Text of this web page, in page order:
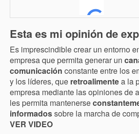
Esta es mi opinión de
Es imprescindible crear un entorno
empresa que permita generar un
comunicación constante entre los
y los líderes, que retroalimentea la
empresa mediante las opiniones de
les permita mantenerse
informadossobre la marcha de
VER VIDEO